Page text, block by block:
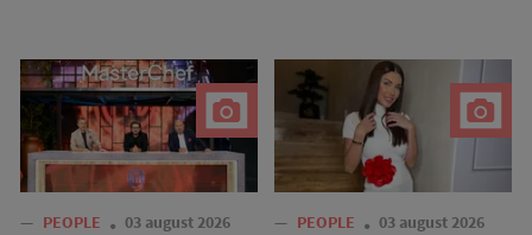
— PEOPLE 03 august 2026 — PEOPLE 03 august 2026